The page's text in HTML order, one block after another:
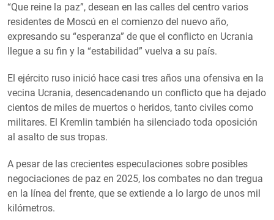
“Que reine la paz”, desean en las calles del centro varios
residentes de Moscú en el comienzo del nuevo año,
expresando su “esperanza” de que el conflicto en Ucrania
llegue a su fin y la “estabilidad” vuelva a su país.
El ejército ruso inició hace casi tres años una ofensiva en la
vecina Ucrania, desencadenando un conflicto que ha dejado
cientos de miles de muertos o heridos, tanto civiles como
militares. El Kremlin también ha silenciado toda oposición
al asalto de sus tropas.
A pesar de las crecientes especulaciones sobre posibles
negociaciones de paz en 2025, los combates no dan tregua
en la línea del frente, que se extiende a lo largo de unos mil
kilómetros.